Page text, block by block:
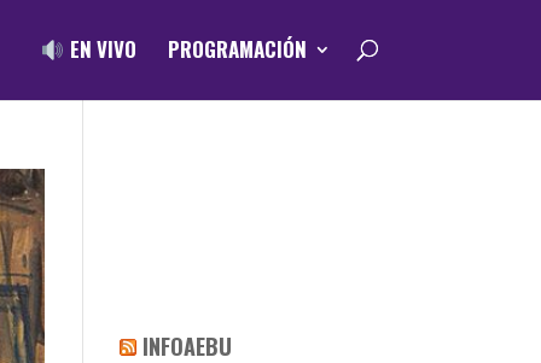
EN VIVO PROGRAMACIÓN
INFOAEBU